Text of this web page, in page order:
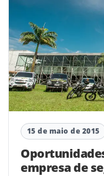
15 de maio de 2015
empresa de